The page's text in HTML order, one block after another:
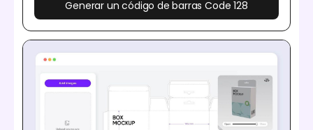
Generar un código de barras Code 128